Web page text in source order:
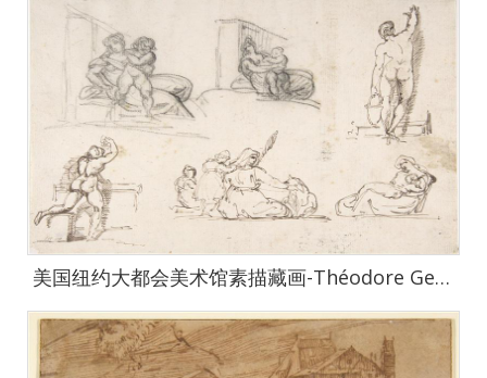
美国纽约大都会美术馆素描藏画-Théodore GericaultSix Figure Studies, including four for The Poor Italian Family-1576